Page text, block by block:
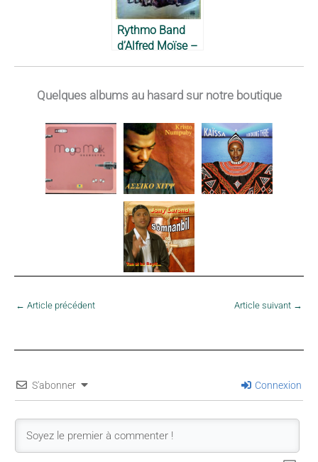
Rythmo Band
d’Alfred Moïse –
Quelques albums au hasard sur notre boutique
← Article précédent Article suivant →
S'abonner Connexion